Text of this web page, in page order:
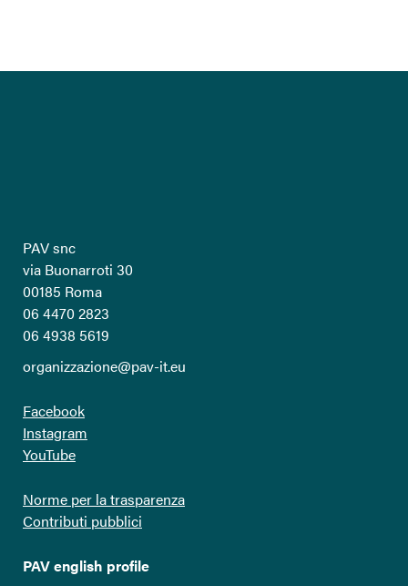
PAV snc
via Buonarroti 30
00185 Roma
06 4470 2823
06 4938 5619
organizzazione@pav-it.eu
Facebook
Instagram
YouTube
Norme per la trasparenza
Contributi pubblici
PAV english profile